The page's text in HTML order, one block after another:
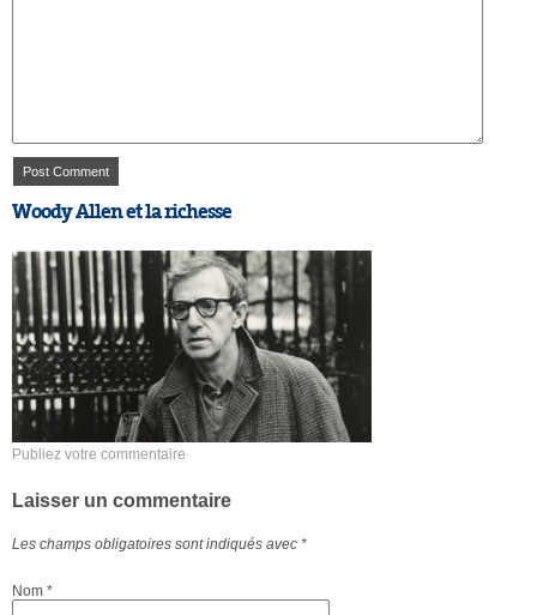
Woody Allen et la richesse
Publiez votre commentaire
Laisser un commentaire
Les champs obligatoires sont indiqués avec *
Nom *